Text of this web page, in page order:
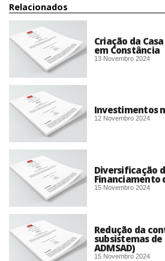
Relacionados
Criação da
em Constância
13 Novembro 2024
Investimentos
12 Novembro 2024
Diversificação
Financiamento
15 Novembro 2024
Redução da
subsistemas de
ADMSAD)
15 Novembro 2024